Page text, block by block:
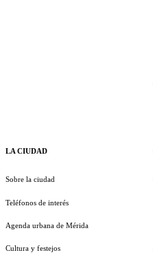
LA CIUDAD
Sobre la ciudad
Teléfonos de interés
Agenda urbana de Mérida
Cultura y festejos